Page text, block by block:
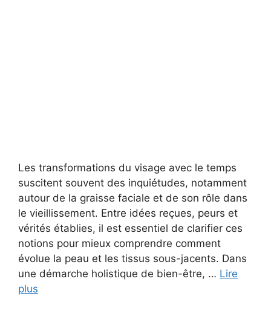
Les transformations du visage avec le temps
suscitent souvent des inquiétudes, notamment
autour de la graisse faciale et de son rôle dans
le vieillissement. Entre idées reçues, peurs et
vérités établies, il est essentiel de clarifier ces
notions pour mieux comprendre comment
évolue la peau et les tissus sous-jacents. Dans
une démarche holistique de bien-être, … Lire
plus